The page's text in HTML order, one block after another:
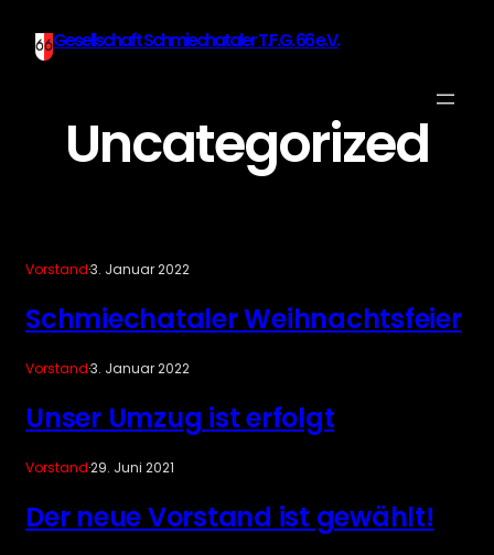
Gesellschaft Schmiechataler T.F.G. 66 e.V.
Uncategorized
Vorstand·3. Januar 2022
Schmiechataler Weihnachtsfeier
Vorstand·3. Januar 2022
Unser Umzug ist erfolgt
Vorstand·29. Juni 2021
Der neue Vorstand ist gewählt!